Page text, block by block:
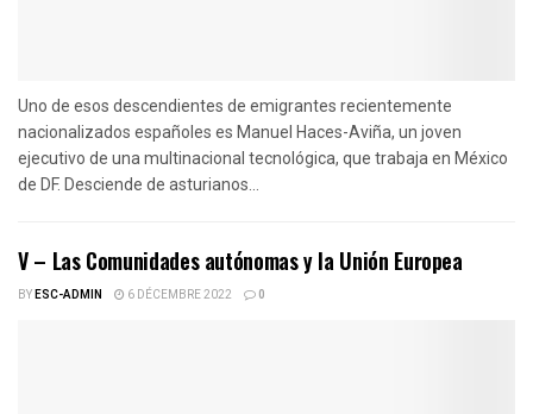
Uno de esos descendientes de emigrantes recientemente
nacionalizados españoles es Manuel Haces-Aviña, un joven
ejecutivo de una multinacional tecnológica, que trabaja en México
de DF. Desciende de asturianos...
V – Las Comunidades autónomas y la Unión Europea
BYESC-ADMIN 6 DÉCEMBRE 2022 0